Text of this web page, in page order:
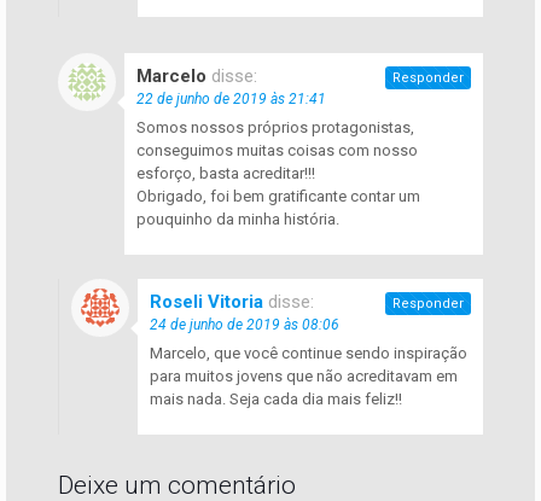
Marcelo disse:
22 de junho de 2019 às 21:41
Somos nossos próprios protagonistas,
conseguimos muitas coisas com nosso
esforço, basta acreditar!!!
Obrigado, foi bem gratificante contar um
pouquinho da minha história.
Responder
Roseli Vitoria disse:
24 de junho de 2019 às 08:06
Marcelo, que você continue sendo inspiração
para muitos jovens que não acreditavam em
mais nada. Seja cada dia mais feliz!!
Responder
Deixe um comentário